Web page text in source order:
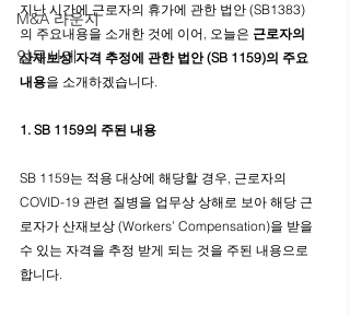
M&A 라운지
업무사례
지난 시간에 근로자의 휴가에 관한 법안 (SB1383)
의 주요내용을 소개한 것에 이어, 오늘은 근로자의
산재보상 자격 추정에 관한 법안 (SB 1159)의 주요
내용을 소개하겠습니다.
1. SB 1159의 주된 내용
SB 1159는 적용 대상에 해당할 경우, 근로자의
COVID-19 관련 질병을 업무상 상해로 보아 해당 근
로자가 산재보상 (Workers’ Compensation)을 받을
수 있는 자격을 추정 받게 되는 것을 주된 내용으로
합니다.